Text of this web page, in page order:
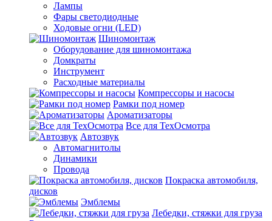
Лампы
Фары светодиодные
Ходовые огни (LED)
Шиномонтаж
Оборудование для шиномонтажа
Домкраты
Инструмент
Расходные материалы
Компрессоры и насосы
Рамки под номер
Ароматизаторы
Все для ТехОсмотра
Автозвук
Автомагнитолы
Динамики
Провода
Покраска автомобиля,
дисков
Эмблемы
Лебедки, стяжки для груза